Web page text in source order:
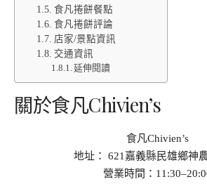
食凡捲餅餐點
食凡捲餅評論
店家/景點資訊
交通資訊
延伸閱讀
關於食凡Chivien’s
食凡Chivien’s
地址： 621嘉義縣民雄鄉神
營業時間：